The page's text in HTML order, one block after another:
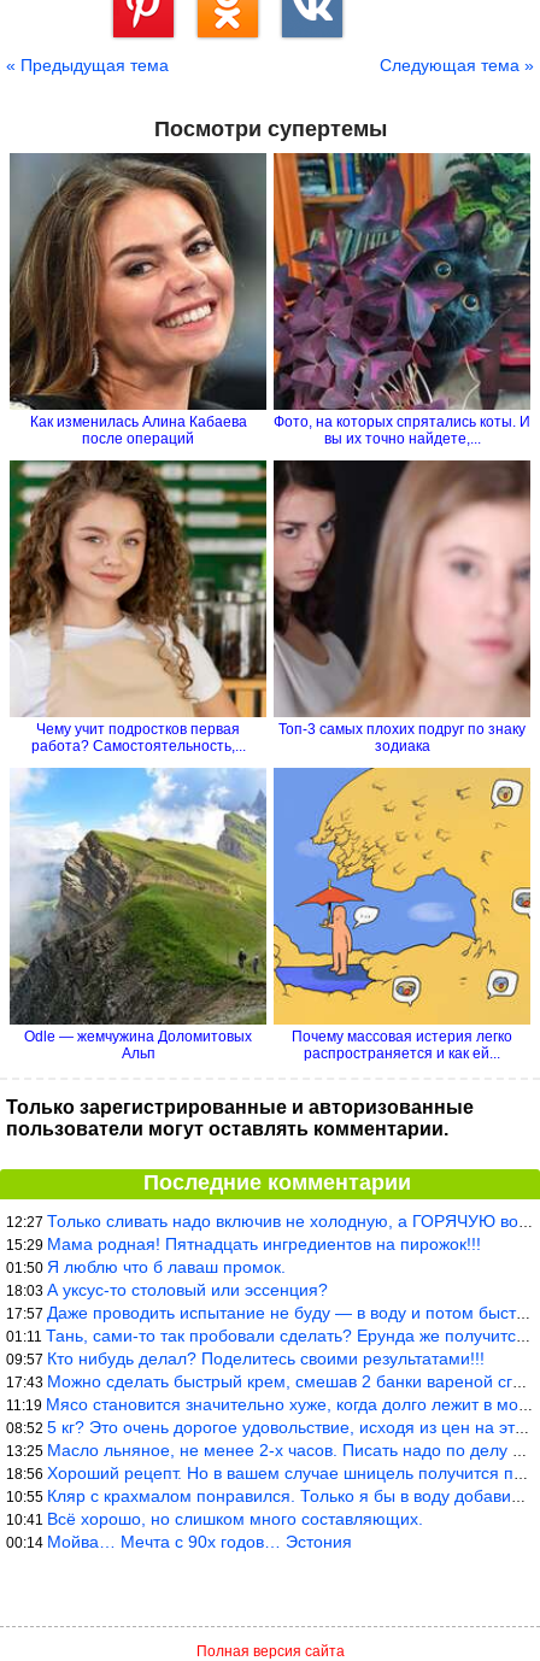
« Предыдущая тема Следующая тема »
Посмотри супертемы
Как изменилась Алина Кабаева
после операций
Фото, на которых спрятались коты. И
вы их точно найдете,...
Чему учит подростков первая
работа? Самостоятельность,...
Топ-3 самых плохих подруг по знаку
зодиака
Odle — жемчужина Доломитовых
Альп
Почему массовая истерия легко
распространяется и как ей...
Только зарегистрированные и авторизованные
пользователи могут оставлять комментарии.
Последние комментарии
12:27 Только сливать надо включив не холодную, а ГОРЯЧУЮ воду. Трубы в
15:29 Мама родная! Пятнадцать ингредиентов на пирожок!!!
01:50 Я люблю что б лаваш промок.
18:03 А уксус-то столовый или эссенция?
17:57 Даже проводить испытание не буду — в воду и потом быстро в раска
01:11 Тань, сами-то так пробовали сделать? Ерунда же получится. Нет, с
09:57 Кто нибудь делал? Поделитесь своими результатами!!!
17:43 Можно сделать быстрый крем, смешав 2 банки вареной сгущенки со с
11:19 Мясо становится значительно хуже, когда долго лежит в морозилке
08:52 5 кг? Это очень дорогое удовольствие, исходя из цен на эту ягоду
13:25 Масло льняное, не менее 2-х часов. Писать надо по делу и подробн
18:56 Хороший рецепт. Но в вашем случае шницель получится парено-варен
10:55 Кляр с крахмалом понравился. Только я бы в воду добавил бы молок
10:41 Всё хорошо, но слишком много составляющих.
00:14 Мойва… Мечта с 90х годов… Эстония
Полная версия сайта